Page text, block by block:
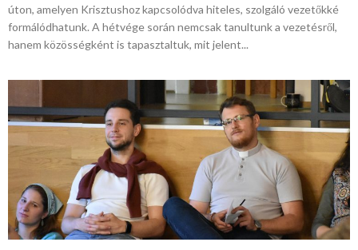
úton, amelyen Krisztushoz kapcsolódva hiteles, szolgáló vezetőkké
formálódhatunk. A hétvége során nemcsak tanultunk a vezetésről,
hanem közösségként is tapasztaltuk, mit jelent...